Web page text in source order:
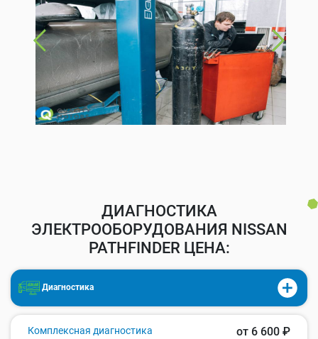
ДИАГНОСТИКА
ЭЛЕКТРООБОРУДОВАНИЯ NISSAN
PATHFINDER ЦЕНА:
Диагностика
Комплексная диагностика от 6 600 ₽